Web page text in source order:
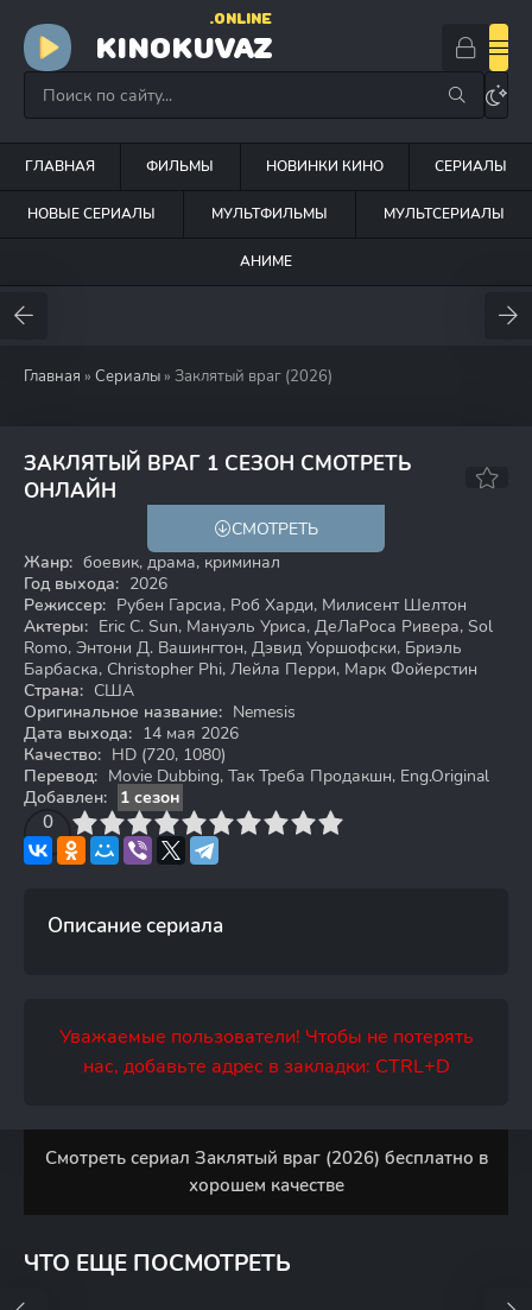
KINOKUVAZ
.ONLINE
ГЛАВНАЯ ФИЛЬМЫ НОВИНКИ КИНО СЕРИАЛЫ
НОВЫЕ СЕРИАЛЫ МУЛЬТФИЛЬМЫ МУЛЬТСЕРИАЛЫ
АНИМЕ
Главная » Сериалы » Заклятый враг (2026)
ЗАКЛЯТЫЙ ВРАГ 1 СЕЗОН СМОТРЕТЬ
ОНЛАЙН
СМОТРЕТЬ
Жанр: боевик, драма, криминал
Год выхода: 2026
Режиссер: Рубен Гарсиа, Роб Харди, Милисент Шелтон
Актеры: Eric C. Sun, Мануэль Уриса, ДеЛаРоса Ривера, Sol
Romo, Энтони Д. Вашингтон, Дэвид Уоршофски, Бриэль
Барбаска, Christopher Phi, Лейла Перри, Марк Фойерстин
Страна: США
Оригинальное название: Nemesis
Дата выхода: 14 мая 2026
Качество: HD (720, 1080)
Перевод: Movie Dubbing, Так Треба Продакшн, Eng.Original
Добавлен:
1 сезон
0
4 6 7 8 9 10
Описание сериала
Уважаемые пользователи! Чтобы не потерять
нас, добавьте адрес в закладки: CTRL+D
Смотреть сериал Заклятый враг (2026) бесплатно в
хорошем качестве
ЧТО ЕЩЕ ПОСМОТРЕТЬ